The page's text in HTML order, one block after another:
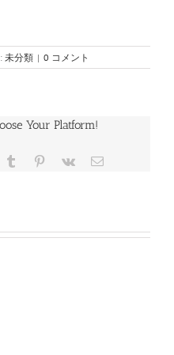
未分類 | 0 コメント
Your Platform!
Tumblr Pinterest
Vk
電